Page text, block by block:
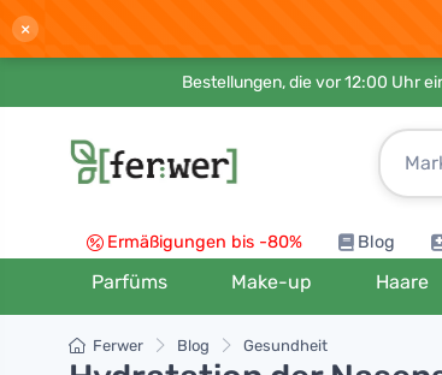
×
Bestellungen, die vor 12:00 Uhr
Ermäßigungen bis -80% Blog
Parfüms Make-up Haare
Ferwer Blog Gesundheit